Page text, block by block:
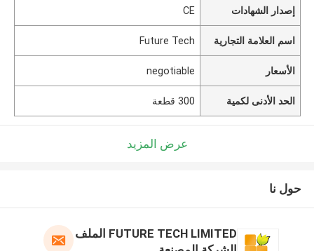
إصدار الشهادات CE
اسم العلامة التجارية Future Tech
الأسعار negotiable
الحد الأدنى لكمية 300 قطعة
عرض المزيد
حول نا
FUTURE TECH LIMITED الملف